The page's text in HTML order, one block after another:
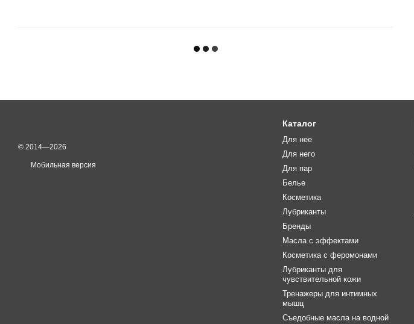
© 2014—2026
Мобильная версия
Каталог
Для нее
Для него
Для пар
Белье
Косметика
Лубриканты
Бренды
Масла с эффектами
Косметика с феромонами
Лубриканты для
чувствительной кожи
Тренажеры для интимных
мышц
Съедобные масла на водной